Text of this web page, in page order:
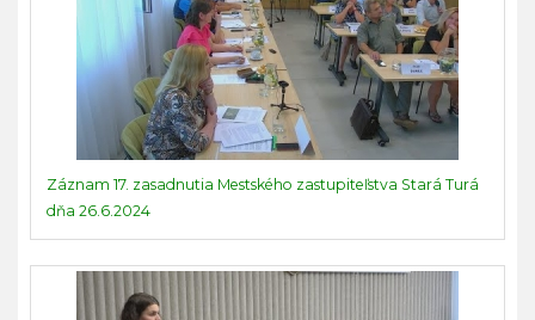
Záznam 17. zasadnutia Mestského zastupiteľstva Stará Turá
dňa 26.6.2024